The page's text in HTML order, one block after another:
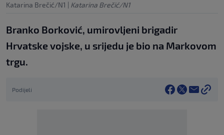
Katarina Brečić/N1 | Katarina Brečić/N1
Branko Borković, umirovljeni brigadir
Hrvatske vojske, u srijedu je bio na Markovom
trgu.
Podijeli